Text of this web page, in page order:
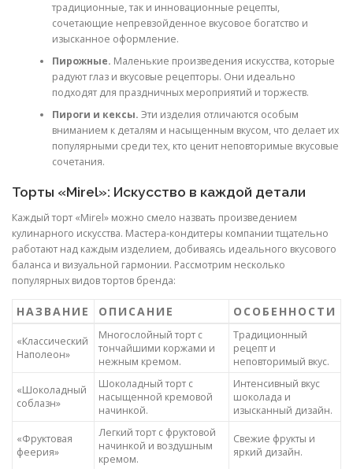
традиционные, так и инновационные рецепты,
сочетающие непревзойденное вкусовое богатство и
изысканное оформление.
Пирожные. Маленькие произведения искусства, которые
радуют глаз и вкусовые рецепторы. Они идеально
подходят для праздничных мероприятий и торжеств.
Пироги и кексы. Эти изделия отличаются особым
вниманием к деталям и насыщенным вкусом, что делает их
популярными среди тех, кто ценит неповторимые вкусовые
сочетания.
Торты «Mirel»: Искусство в каждой детали
Каждый торт «Mirel» можно смело назвать произведением
кулинарного искусства. Мастера-кондитеры компании тщательно
работают над каждым изделием, добиваясь идеального вкусового
баланса и визуальной гармонии. Рассмотрим несколько
популярных видов тортов бренда:
НАЗВАНИЕ ОПИСАНИЕ ОСОБЕННОСТИ
«Классический
Наполеон»
Многослойный торт с
тончайшими коржами и
нежным кремом.
Традиционный
рецепт и
неповторимый вкус.
«Шоколадный
соблазн»
Шоколадный торт с
насыщенной кремовой
начинкой.
Интенсивный вкус
шоколада и
изысканный дизайн.
«Фруктовая
феерия»
Легкий торт с фруктовой
начинкой и воздушным
кремом.
Свежие фрукты и
яркий дизайн.